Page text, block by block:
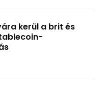
kerül a brit és